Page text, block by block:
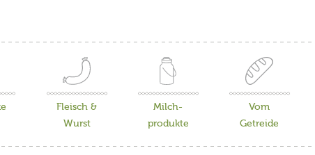
Fleisch &
Wurst
Milch-
produkte
Vom
Getreide